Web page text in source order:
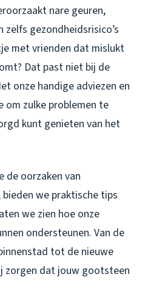
nare geuren,
gezondheidsrisico’s
met vrienden dat mislukt
Dat past niet bij de
onze handige adviezen en
om zulke problemen te
kunt genieten van het
de oorzaken van
we praktische tips
we zien hoe onze
ondersteunen. Van de
tot de nieuwe
zorgen dat jouw gootsteen